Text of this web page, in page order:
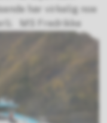
har virkelig noe
MS Fredrikke